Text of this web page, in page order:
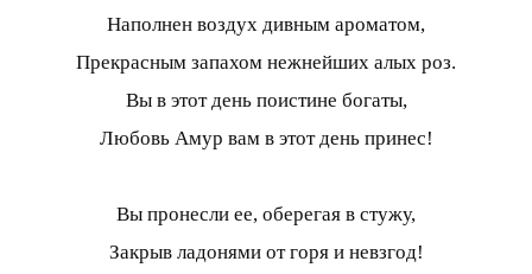
Наполнен воздух дивным ароматом,
Прекрасным запахом нежнейших алых роз.
Вы в этот день поистине богаты,
Любовь Амур вам в этот день принес!
Вы пронесли ее, оберегая в стужу,
Закрыв ладонями от горя и невзгод!